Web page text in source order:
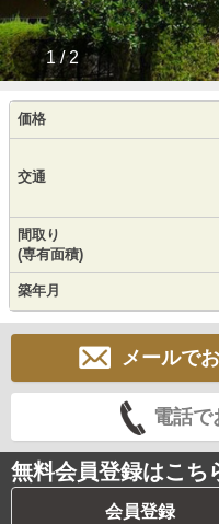
1 / 2
価格
交通
間取り
(専有面積)
築年月
メールで
電話で
無料会員登録はこち
会員登録